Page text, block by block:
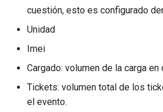
cuestión, esto es configurado
Unidad
Imei
Cargado: volumen de la carga en
Tickets: volumen total de los
el evento.